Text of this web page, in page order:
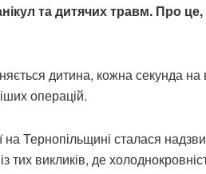
та дитячих травм. Про
дитина, кожна секунда
операцій.
на Тернопільщині сталася
тих викликів, де